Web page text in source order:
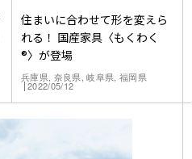
住まいに合わせて形を変えら
れる！ 国産家具〈もくわく
®〉が登場
兵庫県, 奈良県, 岐阜県, 福岡県
2022/05/12